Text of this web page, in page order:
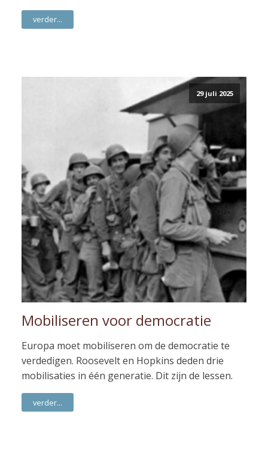
verder...
29 juli 2025
Mobiliseren voor democratie
Europa moet mobiliseren om de democratie te
verdedigen. Roosevelt en Hopkins deden drie
mobilisaties in één generatie. Dit zijn de lessen.
verder...